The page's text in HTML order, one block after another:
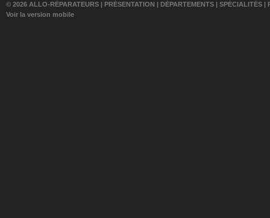
© 2026 ALLO-RÉPARATEURS | PRÉSENTATION | DÉPARTEMENTS | SPÉCIALITÉS |
Voir la version mobile